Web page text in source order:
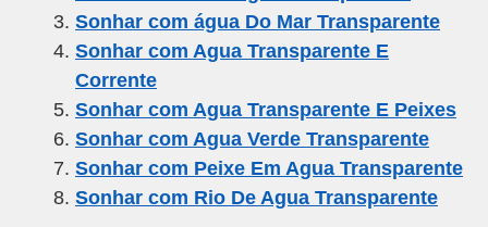
b
o
o
k
a
m
A
p
Sonhar com água Do Mar Transparente
Sonhar com Agua Transparente E
Corrente
Sonhar com Agua Transparente E Peixes
Sonhar com Agua Verde Transparente
Sonhar com Peixe Em Agua Transparente
Sonhar com Rio De Agua Transparente